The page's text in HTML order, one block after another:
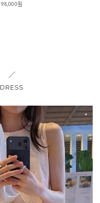
98,000원
DRESS